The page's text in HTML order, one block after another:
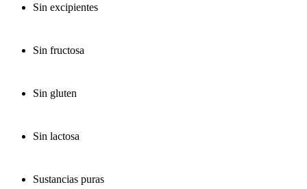
Sin excipientes
Sin fructosa
Sin gluten
Sin lactosa
Sustancias puras